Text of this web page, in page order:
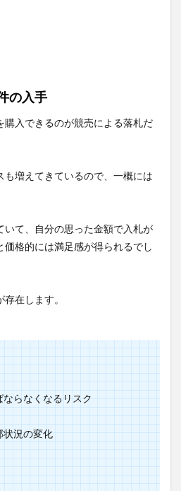
の入手
購入できるのが競売による落札だ
増えてきているので、一概には
いて、自分の思った金額で入札が
価格的には満足感が得られるでし
在します。
らなくなるリスク
状況の変化